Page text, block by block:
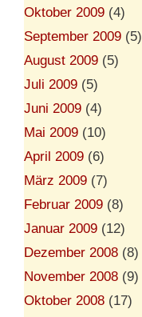
Oktober 2009 (4)
September 2009 (5)
August 2009 (5)
Juli 2009 (5)
Juni 2009 (4)
Mai 2009 (10)
April 2009 (6)
März 2009 (7)
Februar 2009 (8)
Januar 2009 (12)
Dezember 2008 (8)
November 2008 (9)
Oktober 2008 (17)